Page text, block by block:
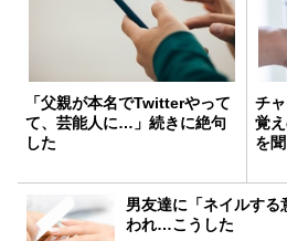
「父親が本名でTwitterやって
て、芸能人に…」続きに絶句
した
チ
覚
を
男友達に「ネイルす
われ…こうした